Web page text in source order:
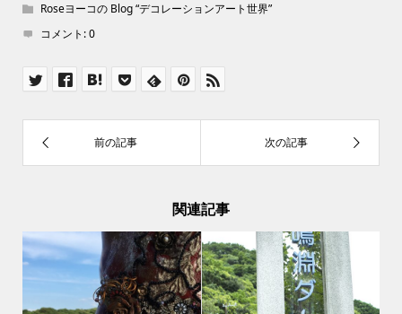
Roseヨーコの Blog “デコレーションアート世界”
コメント:0
関連記事